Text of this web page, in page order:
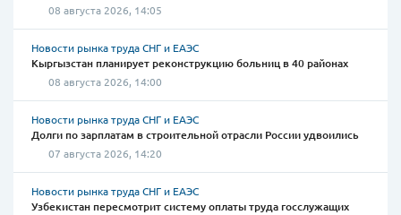
08 августа 2026, 14:05
Новости рынка труда СНГ и ЕАЭС
Кыргызстан планирует реконструкцию больниц в 40 районах
08 августа 2026, 14:00
Новости рынка труда СНГ и ЕАЭС
Долги по зарплатам в строительной отрасли России удвоились
07 августа 2026, 14:20
Новости рынка труда СНГ и ЕАЭС
Узбекистан пересмотрит систему оплаты труда госслужащих